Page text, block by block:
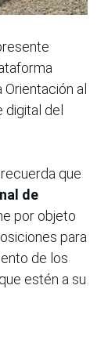
al
digital del
que
de
por objeto
para
de los
estén a su